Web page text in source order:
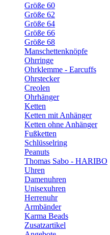
Größe 60
Größe 62
Größe 64
Größe 66
Größe 68
Manschettenknöpfe
Ohrringe
Ohrklemme - Earcuffs
Ohrstecker
Creolen
Ohrhänger
Ketten
Ketten mit Anhänger
Ketten ohne Anhänger
Fußketten
Schlüsselring
Peanuts
Thomas Sabo - HARIBO
Uhren
Damenuhren
Unisexuhren
Herrenuhr
Armbänder
Karma Beads
Zusatzartikel